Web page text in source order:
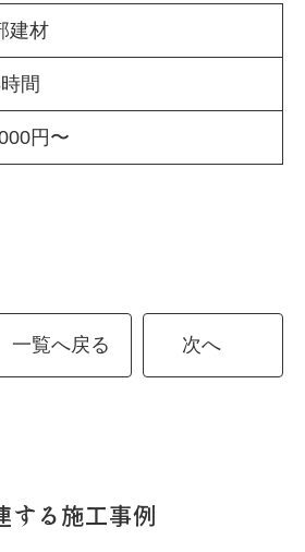
建材
間
円〜
一覧へ戻る 次へ
する施工事例